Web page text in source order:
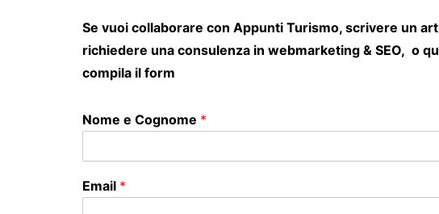
Se vuoi collaborare con Appunti Turismo, scrivere un
richiedere una consulenza in webmarketing & SEO, o
compila il form
Nome e Cognome *
Email *